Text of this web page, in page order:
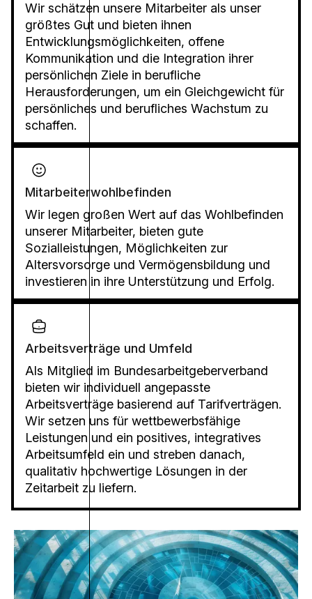
Wir schätzen unsere Mitarbeiter als unser
größtes Gut und bieten ihnen
Entwicklungsmöglichkeiten, offene
Kommunikation und die Integration ihrer
persönlichen Ziele in berufliche
Herausforderungen, um ein Gleichgewicht für
persönliches und berufliches Wachstum zu
schaffen.
Mitarbeiterwohlbefinden
Wir legen großen Wert auf das Wohlbefinden
unserer Mitarbeiter, bieten gute
Sozialleistungen, Möglichkeiten zur
Altersvorsorge und Vermögensbildung und
investieren in ihre Unterstützung und Erfolg.
Arbeitsverträge und Umfeld
Als Mitglied im Bundesarbeitgeberverband
bieten wir individuell angepasste
Arbeitsverträge basierend auf Tarifverträgen.
Wir setzen uns für wettbewerbsfähige
Leistungen und ein positives, integratives
Arbeitsumfeld ein und streben danach,
qualitativ hochwertige Lösungen in der
Zeitarbeit zu liefern.